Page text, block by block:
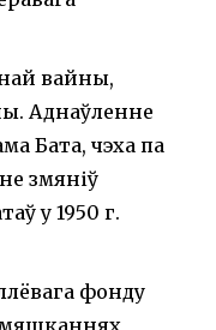
вайны,
Аднаўленне
Бата, чэха па
змяніў
у 1950 г.
фонду